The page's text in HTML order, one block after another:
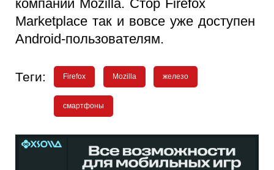
компании Mozilla. Стор Firefox
Marketplace так и вовсе уже доступен
Android-пользователям.
Теги: Firefox Mozilla железо
смартфоны